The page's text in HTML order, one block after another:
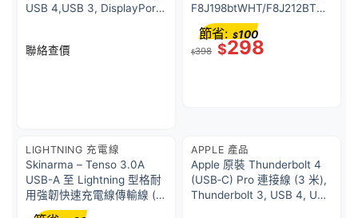
USB 4,USB 3, DisplayPort,
聯絡查價
F8J198btWHT/F8J212BTW
HT
$398 $298
節省: $100
LIGHTNING 充電線
Skinarma – Tenso 3.0A
USB-A 至 Lightning 型格耐
用強韌快速充電線傳輸線 (官
方 MFI 認證) 1.2米 綠/黑
APPLE 產品
Apple 原裝 Thunderbolt 4
(USB‑C) Pro 連接線 (3 米),
Thunderbolt 3, USB 4, USB